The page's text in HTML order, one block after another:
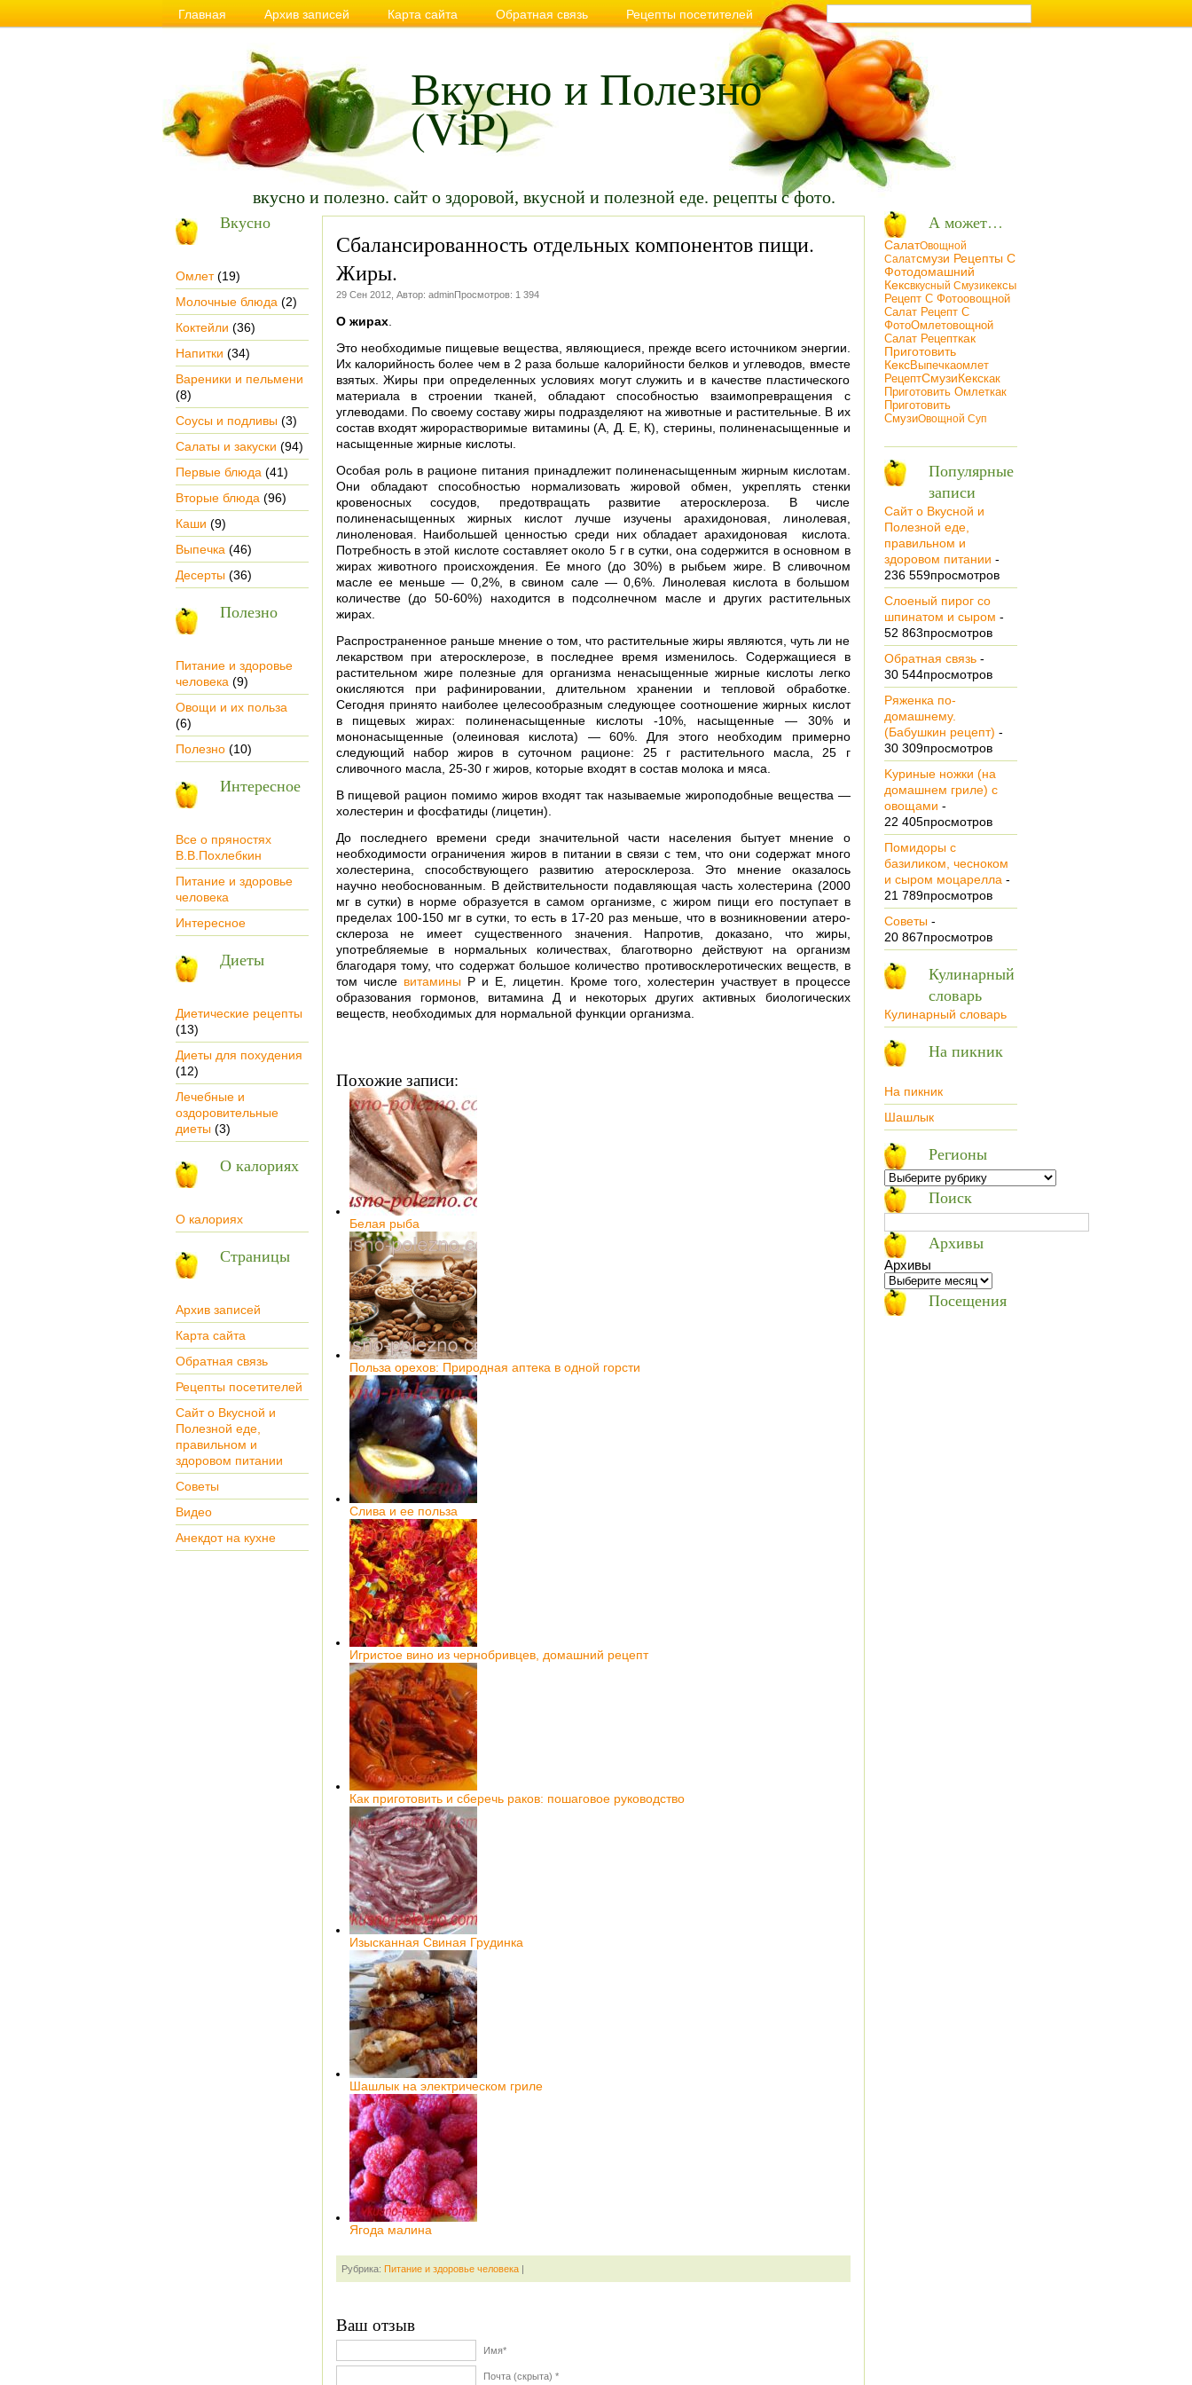
Главная Архив записей Карта сайта Обратная связь
Рецепты посетителей
Анекдот на кухне
Вкусно и Полезно
(ViP)
вкусно и полезно. сайт о здоровой, вкусной и полезной еде. рецепты с фото.
Вкусно
Омлет(19)
Молочные блюда (2)
Коктейли (36)
Напитки (34)
Вареники и пельмени
(8)
Соусы и подливы(3)
Салаты и закуски (94)
Первые блюда (41)
Вторые блюда (96)
Каши (9)
Выпечка (46)
Десерты(36)
Полезно
Питание и здоровье
человека (9)
Овощи и их польза
(6)
Полезно(10)
Интересное
Все о пряностях
В.В.Похлебкин
Питание и здоровье
человека
Интересное
Диеты
Диетические рецепты
(13)
Диеты для похудения
(12)
Лечебные и
оздоровительные
диеты(3)
О калориях
О калориях
Страницы
Архив записей
Карта сайта
Обратная связь
Рецепты посетителей
Сайт о Вкусной и
Полезной еде,
правильном и
здоровом питании
Советы
Видео
Анекдот на кухне
Сбалансированность отдельных компонентов пищи.
Жиры.
29 Сен 2012, Автор: adminПросмотров: 1 394
О жирах.
Это необходимые пищевые вещест­ва, являющиеся, прежде всего источником энергии.
Их калорийность более чем в 2 раза больше калорийности белков и углеводов, вместе
взятых. Жиры при определенных условиях могут служить и в качестве пластического
материала в строении тканей, обладают способностью взаимопревращения с
углеводами. По своему составу жиры подразделяют на животные и растительные. В их
состав входят жирорастворимые витамины (А, Д. Е, К), стерины, полиненасыщенные и
насыщенные жирные кис­лоты.
Особая роль в рационе питания принадлежит полиненасыщенным жирным кислотам.
Они обладают способ­ностью нормализовать жировой обмен, укреплять стенки
кровеносных сосудов, предотвращать развитие атеросклероза. В числе
полиненасыщенных жирных кислот лучше изучены арахидоновая, линолевая,
линоленовая. Наибольшей ценностью среди них обладает арахидоновая кислота.
Потребность в этой кислоте составляет около 5 г в сутки, она содержится в основном в
жирах живот­ного происхождения. Ее много (до 30%) в рыбьем жи­ре. В сливочном
масле ее меньше — 0,2%, в свином са­ле — 0,6%. Линолевая кислота в большом
количестве (до 50-60%) находится в подсолнечном масле и других растительных
жирах.
Распространенное раньше мнение о том, что растительные жиры являются, чуть ли не
лекар­ством при атеросклерозе, в последнее время измени­лось. Содержащиеся в
растительном жире полезные для организма ненасыщенные жирные кислоты легко
окис­ляются при рафинировании, длительном хранении и теп­ловой обработке.
Сегодня принято наиболее целесооб­разным следующее соотношение жирных кислот
в пище­вых жирах: полиненасыщенные кислоты -10%, насы­щенные — 30% и
мононасыщенные (олеиновая кислота) — 60%. Для этого необходим примерно
следующий набор жиров в суточном рационе: 25 г растительного масла, 25 г
сливочного масла, 25-30 г жиров, которые входят в состав молока и мяса.
В пищевой рацион помимо жиров входят так назы­ваемые жироподобные вещества —
холестерин и фосфатиды (лицетин).
До последнего времени среди значительной части населения бытует мнение о
необходимости ограничения жиров в питании в связи с тем, что они содержат много
холестерина, способствующего развитию атеросклероза. Это мнение оказалось
научно необоснованным. В дейст­вительности подавляющая часть холестерина (2000
мг в сутки) в норме образуется в самом организме, с жиром пищи его поступает в
пределах 100-150 мг в сутки, то есть в 17-20 раз меньше, что в возникновении атеро­
склероза не имеет существенного значения. Напротив, доказано, что жиры,
употребляемые в нормальных коли­чествах, благотворно действуют на организм
благодаря тому, что содержат большое количество противосклеротических веществ, в
том числе витаминыР и Е, лицетин. Кроме того, холестерин участвует в процессе
образования гормонов, витамина Д и некоторых других активных биологических
веществ, необходимых для нормальной функции организма.
Похожие записи:
Белая рыба
Польза орехов: Природная аптека в одной горсти
Слива и ее польза
Игристое вино из чернобривцев, домашний рецепт
Как приготовить и сберечь раков: пошаговое руководство
Изысканная Свиная Грудинка
Шашлык на электрическом гриле
Ягода малина
Рубрика: Питание и здоровье человека|
Ваш отзыв
Имя*
Почта (скрыта) *
А может…
СалатOвощной
СалатСмузи Рецепты С
ФотоДомашний
КексВкусный СмузиКексы
Рецепт С ФотоОвощной
Салат Рецепт С
ФотоОмлетОвощной
Салат РецептКак
Приготовить
КексВыпечкаОмлет
РецептСмузи КексКак
Приготовить ОмлетКак
Приготовить
СмузиOвощной Суп
Популярные
записи
Сайт о Вкусной и
Полезной еде,
правильном и
здоровом питании -
236 559просмотров
Cлoeный пирог co
шпинатом и сыром -
52 863просмотров
Обратная связь-
30 544просмотров
Ряженка по-
домашнему.
(Бабушкин рецепт) -
30 309просмотров
Kуриные ножки (на
домашнем гриле) с
овощами -
22 405просмотров
Помидоры с
базиликом, чесноком
и сыром моцарелла -
21 789просмотров
Советы-
20 867просмотров
Кулинарный
словарь
Кулинарный словарь
На пикник
На пикник
Шашлык
Регионы
Поиск
Архивы
Архивы
Посещения